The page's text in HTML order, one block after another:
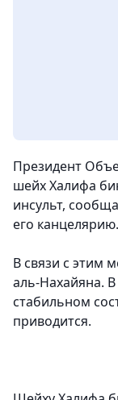
Президент
шейх Халифа
инсульт,
его канцелярию.
В связи с этим
аль-Нахайяна.
стабильном
приводится.